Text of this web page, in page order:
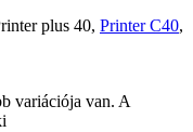
plus 40, Printer C40,
variációja van. A